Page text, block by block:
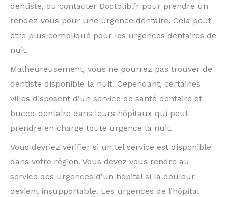
dentiste, ou contacter Doctolib.fr pour prendre un
rendez-vous pour une urgence dentaire. Cela peut
être plus compliqué pour les urgences dentaires de
nuit.
Malheureusement, vous ne pourrez pas trouver de
dentiste disponible la nuit. Cependant, certaines
villes disposent d’un service de santé dentaire et
bucco-dentaire dans leurs hôpitaux qui peut
prendre en charge toute urgence la nuit.
Vous devriez vérifier si un tel service est disponible
dans votre région. Vous devez vous rendre au
service des urgences d’un hôpital si la douleur
devient insupportable. Les urgences de l’hôpital